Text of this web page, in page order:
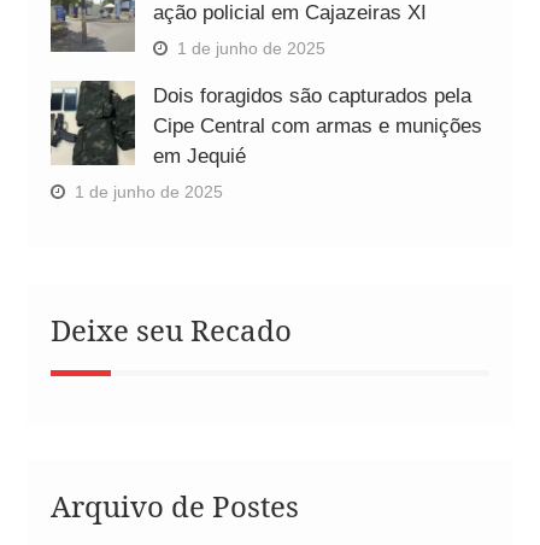
ação policial em Cajazeiras XI
1 de junho de 2025
Dois foragidos são capturados pela
Cipe Central com armas e munições
em Jequié
1 de junho de 2025
Deixe seu Recado
Arquivo de Postes